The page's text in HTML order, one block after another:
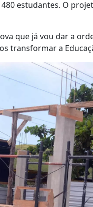
estudantes. O
que já vou dar a
transformar a